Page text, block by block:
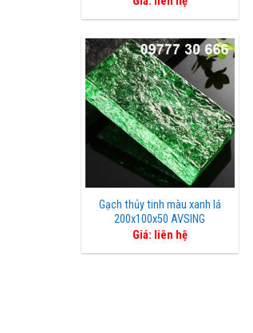
Gạch thủy tinh màu xanh lá
200x100x50 AVSING
Giá: liên hệ